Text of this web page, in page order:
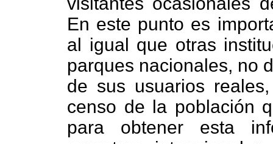
En este punto es
al igual que otras
parques nacionales, no
de sus usuarios
censo de la población
para obtener esta